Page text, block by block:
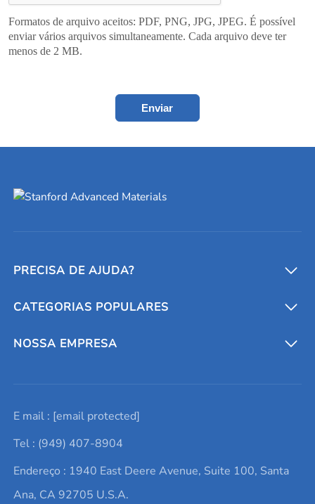
Formatos de arquivo aceitos: PDF, PNG, JPG, JPEG. É possível
enviar vários arquivos simultaneamente. Cada arquivo deve ter
menos de 2 MB.
Enviar
PRECISA DE AJUDA?
Conversores e calculadoras
Entre em contato conosco
Lista de consultas
Termos e Condições
Política de Privacidade
CATEGORIAS POPULARES
Metais refratários
Elementos de terras raras
Alvos de pulverização catódica
Ácido hialurônico
NOSSA EMPRESA
Promoções atuais
Notícias e blogs
Estudos de caso
E mail : [email protected]
Tel : (949) 407-8904
Endereço : 1940 East Deere Avenue, Suite 100, Santa
Ana, CA 92705 U.S.A.